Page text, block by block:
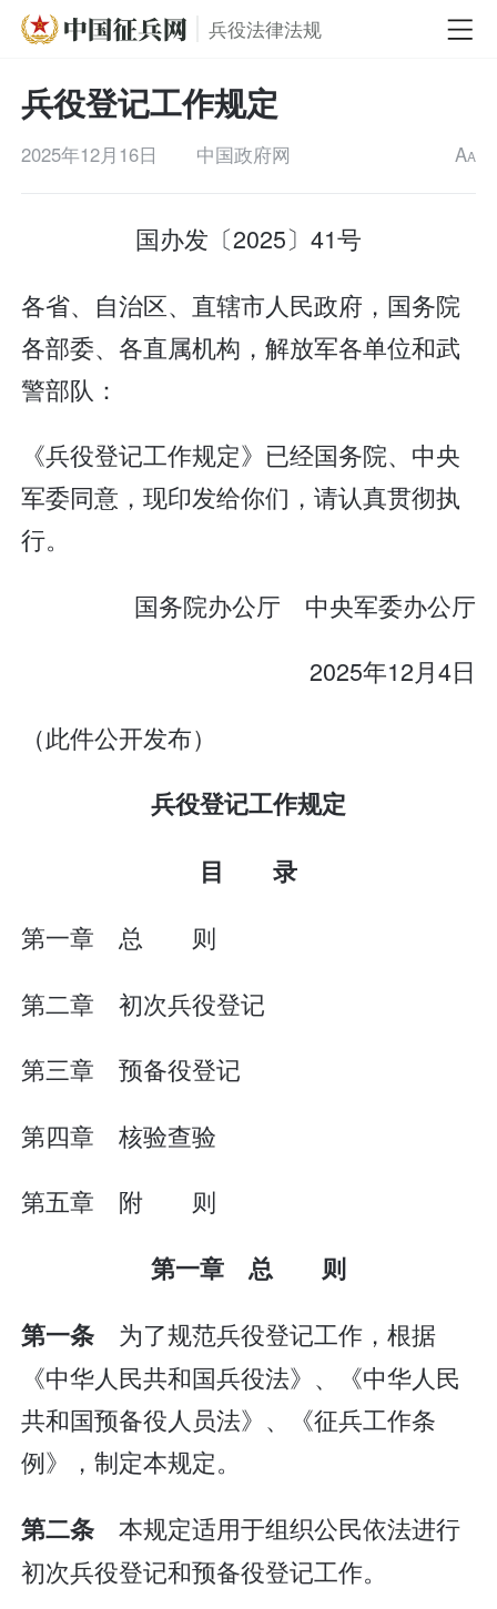
兵役法律法规
兵役登记工作规定
2025年12月16日 中国政府网 AA
国办发〔2025〕41号
各省、自治区、直辖市人民政府，国务院
各部委、各直属机构，解放军各单位和武
警部队：
《兵役登记工作规定》已经国务院、中央
军委同意，现印发给你们，请认真贯彻执
行。
国务院办公厅 中央军委办公厅
2025年12月4日
（此件公开发布）
兵役登记工作规定
目 录
第一章 总 则
第二章 初次兵役登记
第三章 预备役登记
第四章 核验查验
第五章 附 则
第一章 总 则
第一条 为了规范兵役登记工作，根据
《中华人民共和国兵役法》、《中华人民
共和国预备役人员法》、《征兵工作条
例》，制定本规定。
第二条本规定适用于组织公民依法进行
初次兵役登记和预备役登记工作。